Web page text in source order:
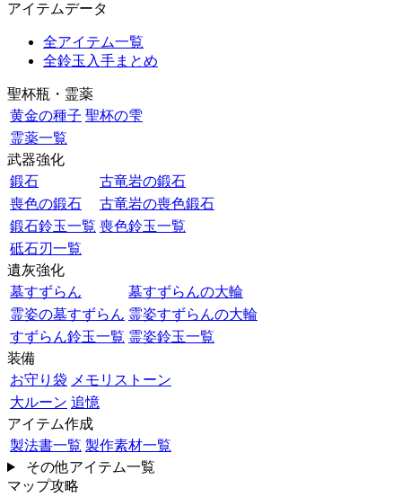
アイテムデータ
全アイテム一覧
全鈴玉入手まとめ
聖杯瓶・霊薬
黄金の種子 聖杯の雫
霊薬一覧
武器強化
鍛石
古竜岩の鍛石
喪色の鍛石
古竜岩の喪色鍛石
鍛石鈴玉一覧 喪色鈴玉一覧
砥石刃一覧
遺灰強化
墓すずらん
墓すずらんの大輪
霊姿の墓すずらん 霊姿すずらんの大輪
すずらん鈴玉一覧 霊姿鈴玉一覧
装備
お守り袋 メモリストーン
大ルーン 追憶
アイテム作成
製法書一覧 製作素材一覧
その他アイテム一覧
マップ攻略